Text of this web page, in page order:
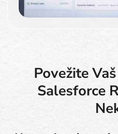
Povežite
Salesforce